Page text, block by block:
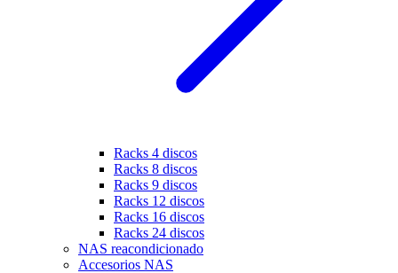
Racks 4 discos
Racks 8 discos
Racks 9 discos
Racks 12 discos
Racks 16 discos
Racks 24 discos
NAS reacondicionado
Accesorios NAS